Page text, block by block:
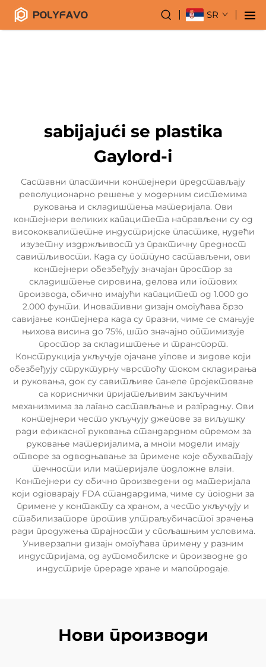
SR
sabijajući se plastika
Gaylord-i
Саставни пластични контејнери представљају
револуционарно решење у модерним системима
руковања и складиштења материјала. Ови
контејнери великих капацитета направљени су од
висококвалитетне индустријске пластике, нудећи
изузетну издржљивост уз практичну предност
савитљивости. Када су потпуно састављени, ови
контејнери обезбеђују значајан простор за
складиштење сировина, делова или готових
производа, обично имајући капацитет од 1.000 до
2.000 фунти. Иновативни дизајн омогућава брзо
савијање контејнера када су празни, чиме се смањује
њихова висина до 75%, што значајно оптимизује
простор за складиштење и транспорт.
Конструкција укључује ојачане углове и зидове који
обезбеђују структурну чврстоћу током складирања
и руковања, док су савитљиве панеле пројектоване
са кориснички пријатељивим закључним
механизмима за лагано састављање и разградњу. Ови
контејнери често укључују джепове за виљушку
ради ефикасног руковања стандардном опремом за
руковање материјалима, а многи модели имају
отворе за одводњавање за примене које обухватају
течности или материјале подложне влаги.
Контејнери су обично произведени од материјала
који одговарају FDA стандардима, чиме су погодни за
примене у контакту са храном, а често укључују и
стабилизаторе против ултраљубичастог зрачења
ради продужења трајности у спољашњим условима.
Универзални дизајн омогућава примену у разним
индустријама, од аутомобилске и производне до
индустрије прераде хране и малопродаје.
Нови производи